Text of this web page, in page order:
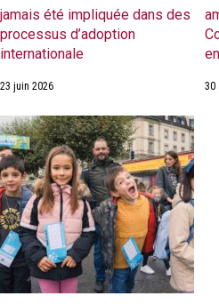
jamais été impliquée dans des
processus d’adoption
internationale
23 juin 2026 30